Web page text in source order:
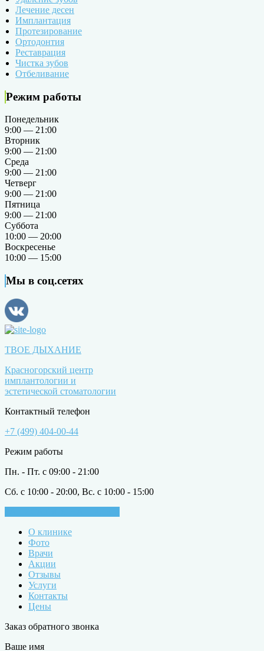
Лечение десен
Имплантация
Протезирование
Ортодонтия
Реставрация
Чистка зубов
Отбеливание
Режим работы
Понедельник
9:00 — 21:00
Вторник
9:00 — 21:00
Среда
9:00 — 21:00
Четверг
9:00 — 21:00
Пятница
9:00 — 21:00
Суббота
10:00 — 20:00
Воскресенье
10:00 — 15:00
Мы в соц.сетях
ТВОЕ ДЫХАНИЕ
Красногорский центр
имплантологии и
эстетической стоматологии
Контактный телефон
+7 (499) 404-00-44
Режим работы
Пн. - Пт. с 09:00 - 21:00
Сб. с 10:00 - 20:00, Вс. с 10:00 - 15:00
О клинике
Фото
Врачи
Акции
Отзывы
Услуги
Контакты
Цены
Заказ обратного звонка
Ваше имя